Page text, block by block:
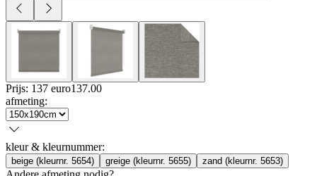
Prijs: 137 euro137.00
afmeting:
kleur & kleurnummer:
beige (kleurnr. 5654) greige (kleurnr. 5655) zand (kleurnr. 5653)